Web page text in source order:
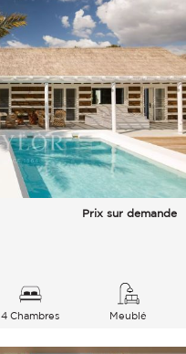
Prix sur demande
4 Chambres Meublé